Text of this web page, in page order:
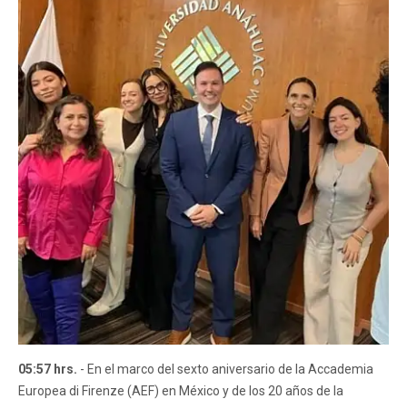
05:57 hrs. - En el marco del sexto aniversario de la Accademia
Europea di Firenze (AEF) en México y de los 20 años de la